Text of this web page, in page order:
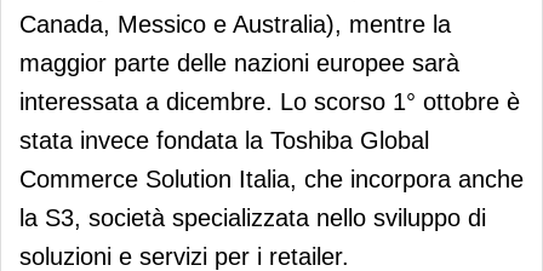
Canada, Messico e Australia), mentre la
maggior parte delle nazioni europee sarà
interessata a dicembre. Lo scorso 1° ottobre è
stata invece fondata la Toshiba Global
Commerce Solution Italia, che incorpora anche
la S3, società specializzata nello sviluppo di
soluzioni e servizi per i retailer.